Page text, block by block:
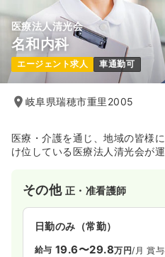
医療法人清光会
名和内科
エージェント求人 車通勤可
岐阜県瑞穂市重里2005
医療・介護を通じ、地域の皆様
け位している医療法人清光会が
その他 正・准看護師
日勤のみ（常勤）
給与 19.6〜29.8万円/月 賞